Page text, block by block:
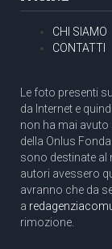
CHI SIAMO
CONTATTI
Le foto presenti
da Internet e
non ha mai
della Onlus
sono destinate al
autori avessero
avranno che da
a
rimozione.